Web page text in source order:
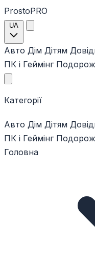
ProstoPRO
UA
Авто Дім Дітям
ПК і Геймінг
Категорії
Авто Дім Дітям
ПК і Геймінг
Головна